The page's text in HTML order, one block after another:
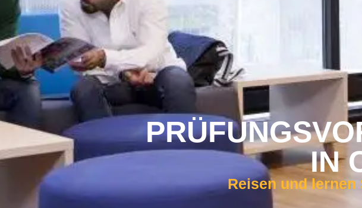
IN
Reisen und lernen